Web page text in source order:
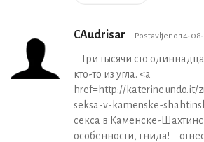
CAudrisar Postavljeno 14-
– Три тысячи сто
кто-то из угла. <a
href=http://katerine.undo.it/
seksa-v-kamenske-
секса в Каменске-
особенности, гнида! –